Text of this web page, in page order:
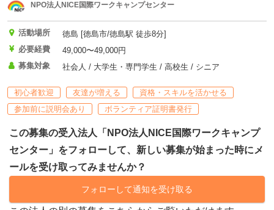
NPO法人NICE国際ワークキャンプセンター
活動場所
徳島 [徳島市/徳島駅 徒歩8分]
必要経費
49,000〜49,000円
募集対象
社会人 / 大学生・専門学生 / 高校生 / シニア
初心者歓迎 友達が増える
資格・スキルを活かせる
参加前に説明会あり
ボランティア証明書発行
この募集の受入法人「NPO法人NICE国際ワークキャンプ
センター」をフォローして、新しい募集が始まった時にメ
ールを受け取ってみませんか？
フォローして通知を受け取る